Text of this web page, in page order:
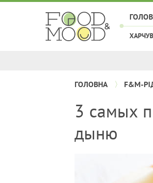
ГОЛОВНА F&M-
3 самых
дыню